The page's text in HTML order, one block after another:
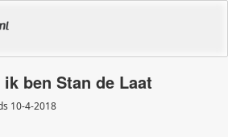
ik ben Stan de Laat
10-4-2018